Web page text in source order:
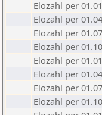
Elozahl per
Elozahl per
Elozahl per
Elozahl per
Elozahl per
Elozahl per
Elozahl per
Elozahl per